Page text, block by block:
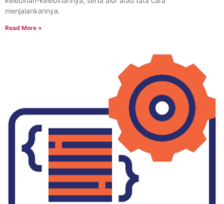
menjalankannya.
Read More »